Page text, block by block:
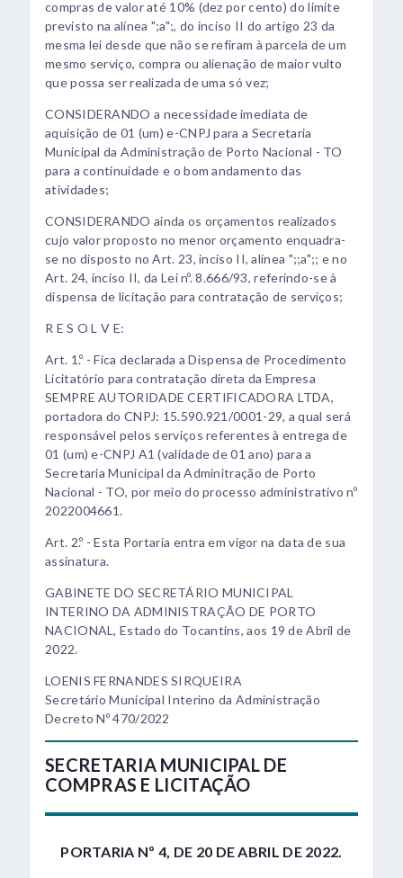
compras de valor até 10% (dez por cento) do limite
previsto na alínea ";a";, do inciso II do artigo 23 da
mesma lei desde que não se refiram à parcela de um
mesmo serviço, compra ou alienação de maior vulto
que possa ser realizada de uma só vez;
CONSIDERANDO a necessidade imediata de
aquisição de 01 (um) e-CNPJ para a Secretaria
Municipal da Administração de Porto Nacional - TO
para a continuidade e o bom andamento das
atividades;
CONSIDERANDO ainda os orçamentos realizados
cujo valor proposto no menor orçamento enquadra-
se no disposto no Art. 23, inciso II, alínea ";;a";; e no
Art. 24, inciso II, da Lei nº. 8.666/93, referindo-se à
dispensa de licitação para contratação de serviços;
R E S O L V E:
Art. 1.º - Fica declarada a Dispensa de Procedimento
Licitatório para contratação direta da Empresa
SEMPRE AUTORIDADE CERTIFICADORA LTDA,
portadora do CNPJ: 15.590.921/0001-29, a qual será
responsável pelos serviços referentes à entrega de
01 (um) e-CNPJ A1 (validade de 01 ano) para a
Secretaria Municipal da Adminitração de Porto
Nacional - TO, por meio do processo administrativo nº
2022004661.
Art. 2.º - Esta Portaria entra em vigor na data de sua
assinatura.
GABINETE DO SECRETÁRIO MUNICIPAL
INTERINO DA ADMINISTRAÇÃO DE PORTO
NACIONAL, Estado do Tocantins, aos 19 de Abril de
2022.
LOENIS FERNANDES SIRQUEIRA
Secretário Municipal Interino da Administração
Decreto Nº 470/2022
SECRETARIA MUNICIPAL DE
COMPRAS E LICITAÇÃO
PORTARIA Nº 4, DE 20 DE ABRIL DE 2022.